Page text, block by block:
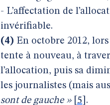
- L’affectation de
invérifiable.
(4) En octobre 2012,
tente à nouveau, à
l’allocation, puis sa
les journalistes (mais
sont de gauche »[ 5 .